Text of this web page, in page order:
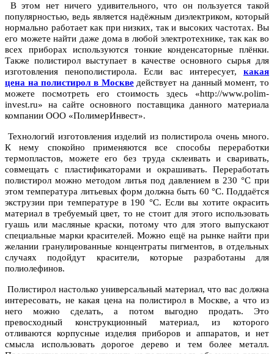
В этом нет ничего удивительного, что он пользуется такой
популярностью, ведь является надёжным диэлектриком, который
нормально работает как при низких, так и высоких частотах. Вы
его можете найти даже дома в любой электротехнике, так как во
всех приборах используются тонкие конденсаторные плёнки.
Также полистирол выступает в качестве основного сырья для
изготовления пенополистирола. Если вас интересует, какая
цена на полистирол в Москведействует на данный момент, то
можете посмотреть его стоимость здесь «http://www.polim-
invest.ru» на сайте основного поставщика данного материала
компании ООО «ПолимерИнвест».
Технологий изготовления изделий из полистирола очень много.
К нему спокойно применяются все способы переработки
термопластов, можете его без труда склеивать и сваривать,
совмещать с пластификаторами и окрашивать. Переработать
полистирол можно методом литья под давлением в 230 °С при
этом температура литьевых форм должна быть 60 °С. Поддаётся
экструзии при температуре в 190 °С. Если вы хотите окрасить
материал в требуемый цвет, то не стоит для этого использовать
гуашь или масляные краски, потому что для этого выпускают
специальные марки красителей. Можно ещё на рынке найти при
желании гранулированные концентраты пигментов, в отдельных
случаях подойдут красители, которые разработаны для
полиолефинов.
Полистирол настолько универсальный материал, что вас должна
интересовать, не какая цена на полистирол в Москве, а что из
него можно сделать, а потом выгодно продать. Это
превосходный конструкционный материал, из которого
отливаются корпусные изделия приборов и аппаратов, и нет
смысла использовать дорогое дерево и тем более металл.